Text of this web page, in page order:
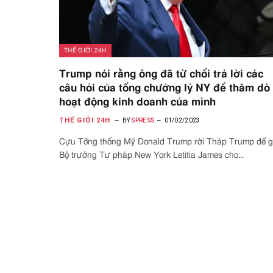
THẾ GIỚI 24H
Trump nói rằng ông đã từ chối trả lời các
câu hỏi của tổng chưởng lý NY để thăm dò
hoạt động kinh doanh của mình
THẾ GIỚI 24H BY SPRESS 01/02/2023
Cựu Tổng thống Mỹ Donald Trump rời Tháp Trump để
Bộ trưởng Tư pháp New York Letitia James cho…